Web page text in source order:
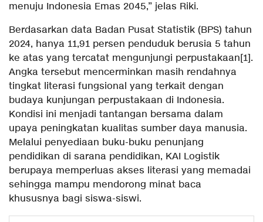
menuju Indonesia Emas 2045,” jelas Riki.
Berdasarkan data Badan Pusat Statistik (BPS) tahun
2024, hanya 11,91 persen penduduk berusia 5 tahun
ke atas yang tercatat mengunjungi perpustakaan[1].
Angka tersebut mencerminkan masih rendahnya
tingkat literasi fungsional yang terkait dengan
budaya kunjungan perpustakaan di Indonesia.
Kondisi ini menjadi tantangan bersama dalam
upaya peningkatan kualitas sumber daya manusia.
Melalui penyediaan buku-buku penunjang
pendidikan di sarana pendidikan, KAI Logistik
berupaya memperluas akses literasi yang memadai
sehingga mampu mendorong minat baca
khususnya bagi siswa-siswi.